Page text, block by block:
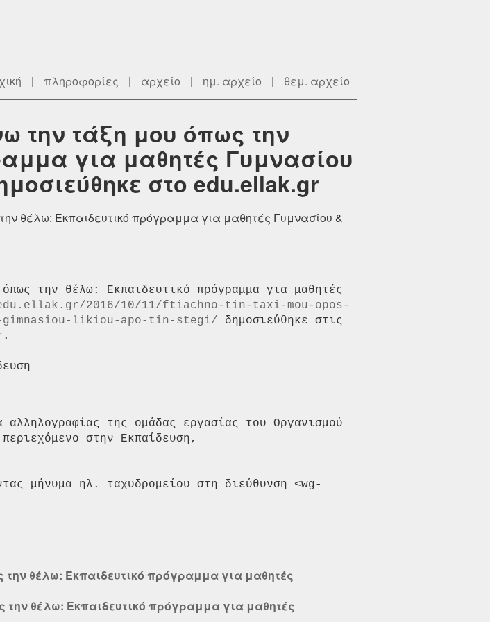
| πληροφορίες | αρχείο | ημ. αρχείο | θεμ. αρχείο
την τάξη μου όπως την
για μαθητές Γυμνασίου
στο edu.ellak.gr
θέλω: Eκπαιδευτικό πρόγραμμα για μαθητές Γυμνασίου &
την θέλω: Eκπαιδευτικό πρόγραμμα για μαθητές
2016/10/11/ftiachno-tin-taxi-mou-opos-
gimnasiou-likiou-apo-tin-stegi/
δημοσιεύθηκε στις
της ομάδας εργασίας του Οργανισμού
μήνυμα ηλ. ταχυδρομείου στη διεύθυνση <wg-
θέλω: Eκπαιδευτικό πρόγραμμα για μαθητές
την θέλω: Eκπαιδευτικό πρόγραμμα για μαθητές